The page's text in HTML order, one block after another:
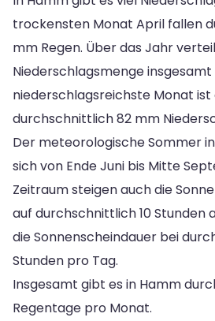
trockensten Monat April fallen
mm Regen. Über das Jahr
Niederschlagsmenge
niederschlagsreichste Monat ist
durchschnittlich 82 mm
Der meteorologische Sommer
sich von Ende Juni bis Mitte
Zeitraum steigen auch die
auf durchschnittlich 10 Stunden
die Sonnenscheindauer bei
Stunden pro Tag.
Insgesamt gibt es in Hamm
Regentage pro Monat.